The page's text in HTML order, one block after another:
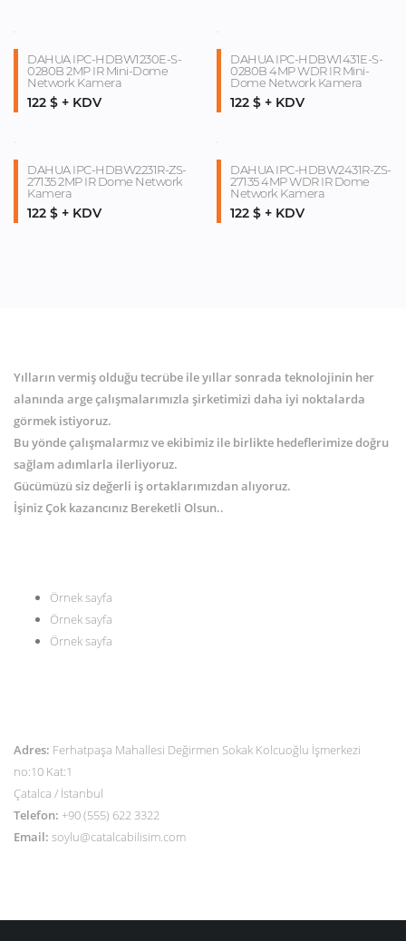
DAHUA IPC-HDBW1230E-S-
0280B 2MP IR Mini-Dome
Network Kamera
122 $ + KDV
DAHUA IPC-HDBW1431E-S-
0280B 4MP WDR IR Mini-
Dome Network Kamera
122 $ + KDV
DAHUA IPC-HDBW2231R-ZS-
27135 2MP IR Dome Network
Kamera
122 $ + KDV
DAHUA IPC-HDBW2431R-ZS-
27135 4MP WDR IR Dome
Network Kamera
122 $ + KDV
Yılların vermiş olduğu tecrübe ile yıllar sonrada teknolojinin her
alanında arge çalışmalarımızla şirketimizi daha iyi noktalarda
görmek istiyoruz.
Bu yönde çalışmalarmız ve ekibimiz ile birlikte hedeflerimize doğru
sağlam adımlarla ilerliyoruz.
Gücümüzü siz değerli iş ortaklarımızdan alıyoruz.
İşiniz Çok kazancınız Bereketli Olsun..
Örnek sayfa
Örnek sayfa
Örnek sayfa
Adres: Ferhatpaşa Mahallesi Değirmen Sokak Kolcuoğlu İşmerkezi
no:10 Kat:1
Çatalca / İstanbul
Telefon: +90 (555) 622 3322
Email: soylu@catalcabilisim.com